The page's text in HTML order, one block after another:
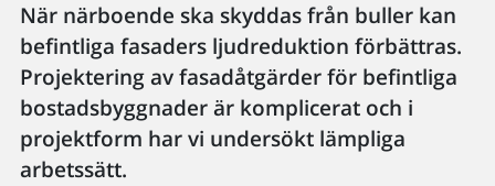
När närboende ska skyddas från buller kan
befintliga fasaders ljudreduktion förbättras.
Projektering av fasadåtgärder för befintliga
bostadsbyggnader är komplicerat och i
projektform har vi undersökt lämpliga
arbetssätt.